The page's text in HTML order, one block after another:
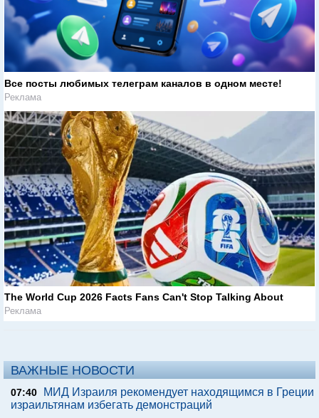
Все посты любимых телеграм каналов в одном месте!
Реклама
The World Cup 2026 Facts Fans Can't Stop Talking About
Реклама
ВАЖНЫЕ НОВОСТИ
07:40
МИД Израиля рекомендует находящимся в Греции
израильтянам избегать демонстраций